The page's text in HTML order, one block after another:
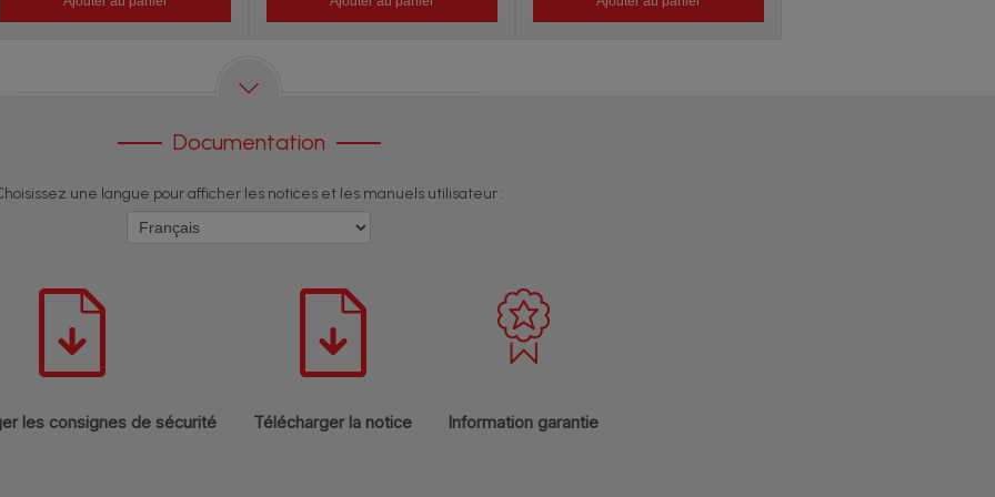
Documentation
une langue pour afficher les notices et les manuels utilisateur :
les consignes de sécurité Télécharger la notice Information garantie